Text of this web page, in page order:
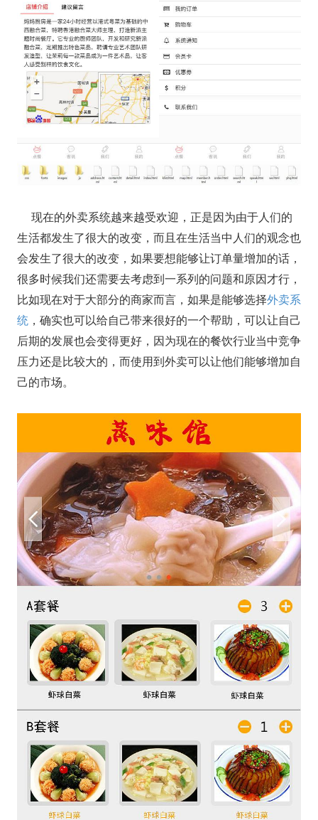
现在的外卖系统越来越受欢迎，正是因为由于人们的
生活都发生了很大的改变，而且在生活当中人们的观念也
会发生了很大的改变，如果要想能够让订单量增加的话，
很多时候我们还需要去考虑到一系列的问题和原因才行，
比如现在对于大部分的商家而言，如果是能够选择外卖系
统，确实也可以给自己带来很好的一个帮助，可以让自己
后期的发展也会变得更好，因为现在的餐饮行业当中竞争
压力还是比较大的，而使用到外卖可以让他们能够增加自
己的市场。